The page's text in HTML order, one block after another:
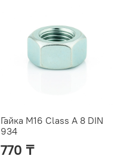
Гайка М16 Class A 8 DIN
934
770 ₸